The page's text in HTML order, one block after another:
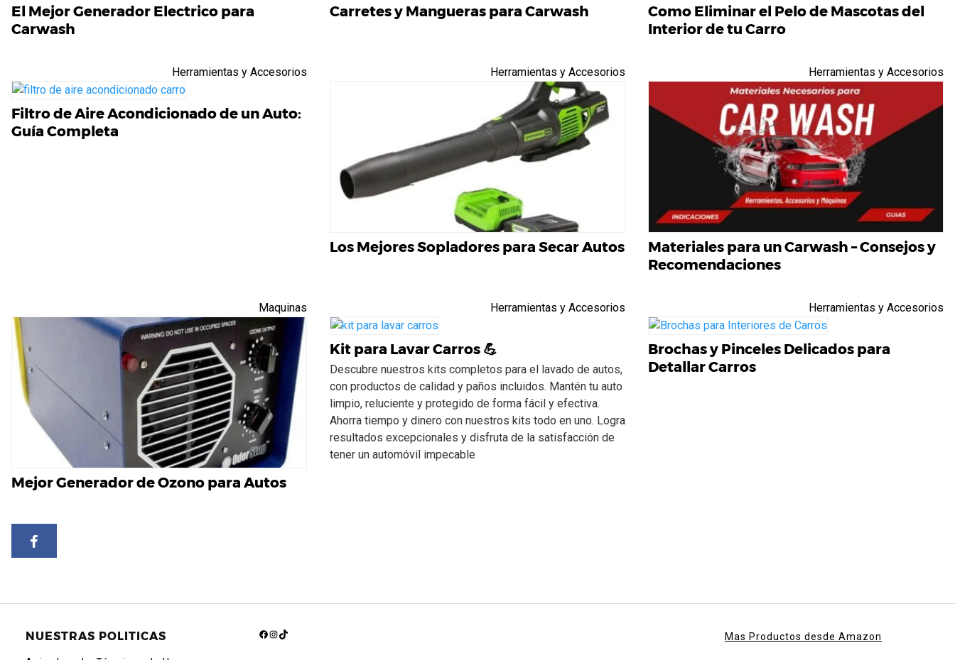
El Mejor Generador Electrico para
Carwash
Carretes y Mangueras para Carwash
Como Eliminar el Pelo de Mascotas del
Interior de tu Carro
Herramientas y Accesorios
Filtro de Aire Acondicionado de un Auto:
Guía Completa
Herramientas y Accesorios
Los Mejores Sopladores para Secar Autos
Herramientas y Accesorios
Materiales para un Carwash – Consejos y
Recomendaciones
Maquinas
Mejor Generador de Ozono para Autos
Herramientas y Accesorios
Kit para Lavar Carros 💪
Descubre nuestros kits completos para el lavado de autos,
con productos de calidad y paños incluidos. Mantén tu auto
limpio, reluciente y protegido de forma fácil y efectiva.
Ahorra tiempo y dinero con nuestros kits todo en uno. Logra
resultados excepcionales y disfruta de la satisfacción de
tener un automóvil impecable
Herramientas y Accesorios
Brochas y Pinceles Delicados para
Detallar Carros
NUESTRAS POLITICAS Facebook
Instagram
TikTok Mas Productos desde Amazon